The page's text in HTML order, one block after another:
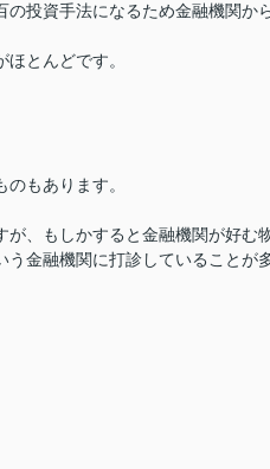
の投資手法になるため金融機関か
とんどです。
もあります。
が、もしかすると金融機関が好む
う金融機関に打診していることが